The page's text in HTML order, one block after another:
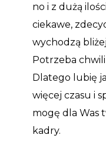
no i z dużą
ciekawe,
wychodzą
Potrzeba chwili
Dlatego lubię
więcej czasu i
mogę dla Was
kadry.